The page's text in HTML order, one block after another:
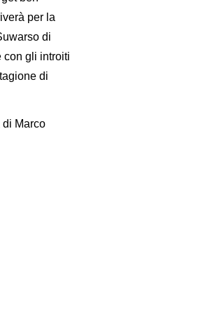
per la
di
con gli introiti
di
Marco